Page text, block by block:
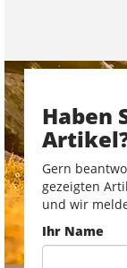
Haben
Gern
gezeigten
und wir
Ihr Name